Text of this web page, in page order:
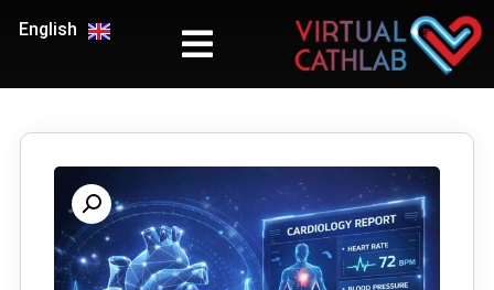
English